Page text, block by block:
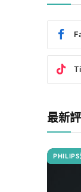
最新
PHILIPS